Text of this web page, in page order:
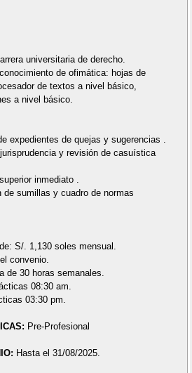
universitaria de derecho.
de ofimática: hojas de
de textos a nivel básico,
a nivel básico.
expedientes de quejas y sugerencias .
y revisión de casuística
inmediato .
de sumillas y cuadro de normas
S/. 1,130 soles mensual.
convenio.
de 30 horas semanales.
08:30 am.
03:30 pm.
Pre-Profesional
Hasta el 31/08/2025.